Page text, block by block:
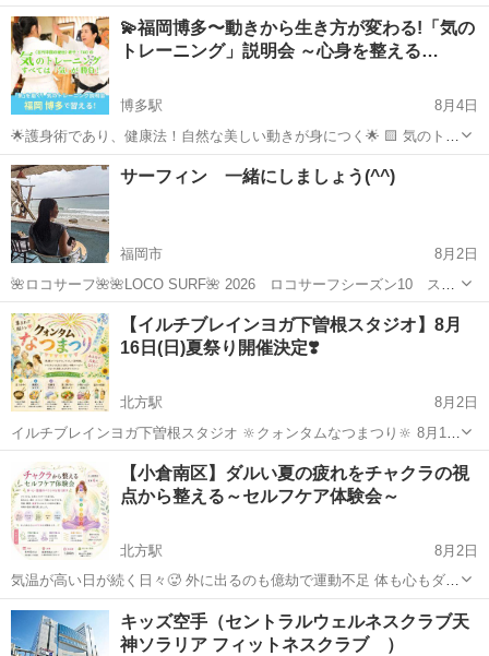
で一人一人に応じた段階指導を行います。 「ジム」はたくましい筋肉
をつくるだけの場所ではありません。 頭とカラダを使いながら爽快な
汗を流しましょう。ステップの奥...
福岡 福岡市 その他
💫福岡博多〜動きから生き方が変わる!「気の
トレーニング」説明会 ～心身を整える…
博多駅
8月4日
🌟護身術であり、健康法！自然な美しい動きが身につく🌟 🟨 気のトレ
ーニングの１つ、健康武術「道家動功術」 🔸 若返り法 であり、
🔸 美容法 でもあり 🔸 事故からも身を守ることができる
方法...
福岡 福岡市 護身術
サーフィン 一緒にしましょう(^^)
福岡市
8月2日
🌺ロコサーフ🌺🌺LOCO SURF🌺 2026 ロコサーフシーズン10 スタ
ートします🌊 2026 5月12日より サーフィンレッスン受付けします。
今なら 今シーズン2回レッスン受講で ミッドレングスボードをプレ
ゼントしま...
福岡 福岡市 サーフィン カップル
【イルチブレインヨガ下曽根スタジオ】8月
16日(日)夏祭り開催決定❣️
北方駅
8月2日
イルチブレインヨガ下曽根スタジオ 🔆クォンタムなつまつり‪🔆‬ 8月16
日(日)10時30分～16時00分 予約不要✨出入り自由✨見学だけでもOK👌
無料ブースも有り♪ 暑い日々が続く毎日・・・ 大人も子どももみんな
で笑っ...
福岡 北九州市 北方駅 ヨガ イルチブレインヨガ
【小倉南区】ダルい夏の疲れをチャクラの視
点から整える～セルフケア体験会～
北方駅
8月2日
気温が高い日が続く日々🥵 外に出るのも億劫で運動不足 体も心もダル
い日が続く そんな思いをしていませんか❓ 疲れやストレスが続くと、
体だけでなく脳や心の働きにも 影響が出やすくなります😫 東洋ではそ
の状態を 生命エネルギ...
福岡 北九州市 北方駅 チャクラ
キッズ空手（セントラルウェルネスクラブ天
神ソラリア フィットネスクラブ ）